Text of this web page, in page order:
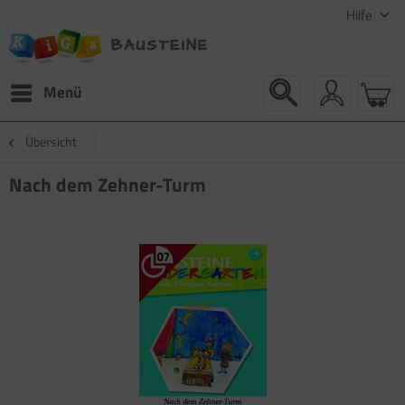
Hilfe
Menü
Übersicht
Nach dem Zehner-Turm